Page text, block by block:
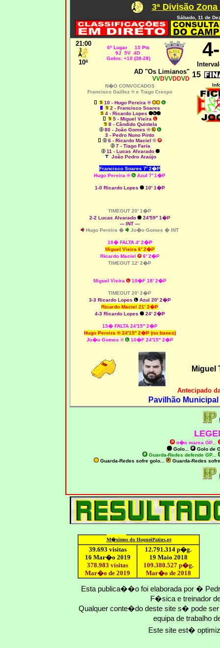
3ª Divisão
Sábado, 11 de
21:00
10ª
6º Lugar 15 Pts
9J 5V 4D
Golos: +10 (38-28)
4
AD "Os Limianos"
VVDVVDDVD 15
N�O CONVOCADOS
Francisco Gaillez ® e Tiago Crespo
10 - Hugo Pereira ®
2 - Francisco Soares
4 - Ricardo Lopes
5 - Miguel Vieira
8 - Cândido Quintela
80 - João Gomes ®
3 - Pedro Nuno Pinto
6 - Ricardo Maciel ©
7 - Tiago Faria
11 - Lucas Alvarado
João Pedro Araújo
Francisco Soares 7' 2�P
Hugo Pereira ® Azul 7' 1�P
1-0 Ricardo Lopes 10' 1�P
TIMEOUT 20' 1�P
2-2 Lucas Alvarado
24'59'' 1�P
--- INT ---
Hugo Pereira �
Jo�o Gomes � INT
10� FALTA 4' 2�P
Miguel Vieira 6' 2�P
Ricardo Maciel
6' 2�P
TIMEOUT 12' 2�P
Miguel Vieira 10�F 18' 2�P
TIMEOUT 20' 2�P
3-3 Ricardo Lopes
Azul 20' 2�P
Ricardo Maciel 21' 2�P
4-3 Ricardo Lopes
24' 2�P
15� FALTA 24'15'' 2�P
Hugo Pereira ® 24'15'' 2�P (no banco)
Jo�o Gomes ®
10�F 24'15'' 2�P
Miguel
Antecipado
Pavilhão
n�o marca GP...
Golo...
Golo de
Guarda-Redes defende GP...
Guarda-Redes sofre golo...
Guarda-Redes
M�ximos do HoqueiPatins.pt
39.693 visitas
16 Mar�o 2019
378.983 visitas
Mar�o de 2019
12.791.314 p�g.
19 Maio 2018
109.380.527p�g.
Mar�o de 2018
Esta publica��o foi elaborada por �
F�sica e treinador
Qualquer conte�do deste site s� pode
equipa de trabalho
Este site est�